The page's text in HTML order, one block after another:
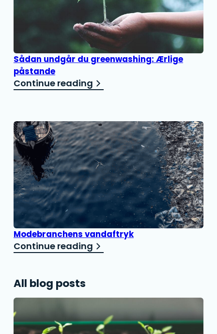
Sådan undgår du greenwashing: Ærlige
påstande
Continue reading
Modebranchens vandaftryk
Continue reading
All blog posts